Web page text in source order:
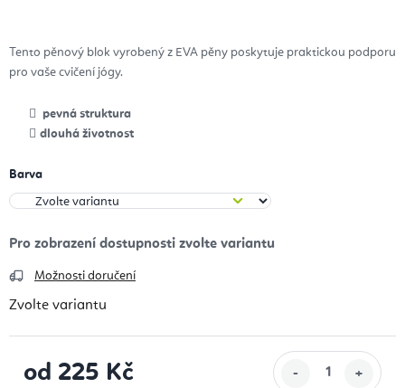
Tento pěnový blok vyrobený z EVA pěny poskytuje praktickou podporu
pro vaše cvičení jógy.
pevná struktura
dlouhá životnost
Barva
Možnosti doručení
Zvolte variantu
od 225 Kč